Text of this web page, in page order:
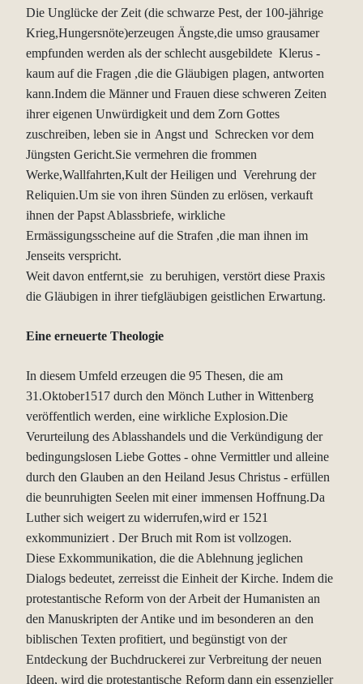
Die Unglücke der Zeit (die schwarze Pest, der 100-jährige
Krieg,Hungersnöte)erzeugen Ängste,die umso grausamer
empfunden werden als der schlecht ausgebildete Klerus -
kaum auf die Fragen ,die die Gläubigen plagen, antworten
kann.Indem die Männer und Frauen diese schweren Zeiten
ihrer eigenen Unwürdigkeit und dem Zorn Gottes
zuschreiben, leben sie in Angst und Schrecken vor dem
Jüngsten Gericht.Sie vermehren die frommen
Werke,Wallfahrten,Kult der Heiligen und Verehrung der
Reliquien.Um sie von ihren Sünden zu erlösen, verkauft
ihnen der Papst Ablassbriefe, wirkliche
Ermässigungsscheine auf die Strafen ,die man ihnen im
Jenseits verspricht.
Weit davon entfernt,sie zu beruhigen, verstört diese Praxis
die Gläubigen in ihrer tiefgläubigen geistlichen Erwartung.
Eine erneuerte Theologie
In diesem Umfeld erzeugen die 95 Thesen, die am
31.Oktober1517 durch den Mönch Luther in Wittenberg
veröffentlich werden, eine wirkliche Explosion.Die
Verurteilung des Ablasshandels und die Verkündigung der
bedingungslosen Liebe Gottes - ohne Vermittler und alleine
durch den Glauben an den Heiland Jesus Christus - erfüllen
die beunruhigten Seelen mit einer immensen Hoffnung.Da
Luther sich weigert zu widerrufen,wird er 1521
exkommuniziert . Der Bruch mit Rom ist vollzogen.
Diese Exkommunikation, die die Ablehnung jeglichen
Dialogs bedeutet, zerreisst die Einheit der Kirche. Indem die
protestantische Reform von derArbeit der Humanisten an
den Manuskripten der Antike und im besonderen an den
biblischen Texten profitiert, und begünstigt von der
Entdeckung derBuchdruckerei zur Verbreitung der neuen
Ideen, wird die protestantische Reform dann ein essenzieller